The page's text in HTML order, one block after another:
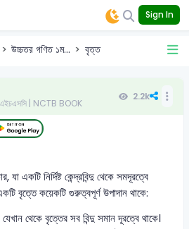
Sign In
উচ্চতর গণিত ১ম... বৃত্ত
| NCTB BOOK
2.2k
একটি নির্দিষ্ট কেন্দ্রবিন্দু থেকে সমদূরত্বে
বৃত্তে কয়েকটি গুরুত্বপূর্ণ উপাদান থাকে:
যেখান থেকে বৃত্তের সব বিন্দু সমান দূরত্বে থাকে।